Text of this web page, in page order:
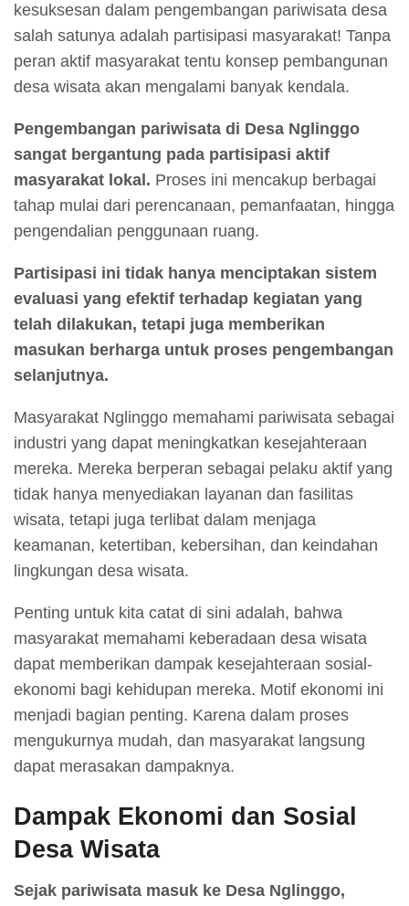
kesuksesan dalam pengembangan pariwisata desa
salah satunya adalah partisipasi masyarakat! Tanpa
peran aktif masyarakat tentu konsep pembangunan
desa wisata akan mengalami banyak kendala.
Pengembangan pariwisata di Desa Nglinggo
sangat bergantung pada partisipasi aktif
masyarakat lokal. Proses ini mencakup berbagai
tahap mulai dari perencanaan, pemanfaatan, hingga
pengendalian penggunaan ruang.
Partisipasi ini tidak hanya menciptakan sistem
evaluasi yang efektif terhadap kegiatan yang
telah dilakukan, tetapi juga memberikan
masukan berharga untuk proses pengembangan
selanjutnya.
Masyarakat Nglinggo memahami pariwisata sebagai
industri yang dapat meningkatkan kesejahteraan
mereka. Mereka berperan sebagai pelaku aktif yang
tidak hanya menyediakan layanan dan fasilitas
wisata, tetapi juga terlibat dalam menjaga
keamanan, ketertiban, kebersihan, dan keindahan
lingkungan desa wisata.
Penting untuk kita catat di sini adalah, bahwa
masyarakat memahami keberadaan desa wisata
dapat memberikan dampak kesejahteraan sosial-
ekonomi bagi kehidupan mereka. Motif ekonomi ini
menjadi bagian penting. Karena dalam proses
mengukurnya mudah, dan masyarakat langsung
dapat merasakan dampaknya.
Dampak Ekonomi dan Sosial
Desa Wisata
Sejak pariwisata masuk ke Desa Nglinggo,